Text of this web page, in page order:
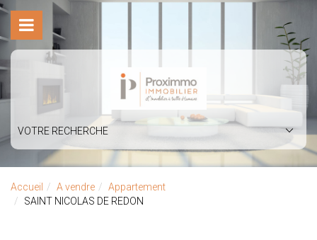
VOTRE RECHERCHE
Accueil A vendre
Appartement
SAINT NICOLAS DE REDON